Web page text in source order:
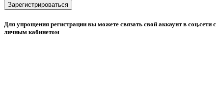
Зарегистрироваться
Для упрощения регистрации вы можете связать свой аккаунт в соц.сети с
личным кабинетом